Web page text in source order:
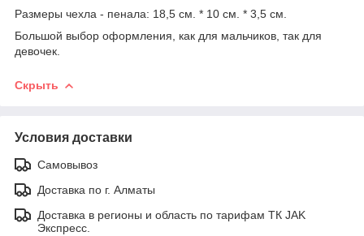
Размеры чехла - пенала: 18,5 см. * 10 см. * 3,5 см.
Большой выбор оформления, как для мальчиков, так для
девочек.
Скрыть
Условия доставки
Самовывоз
Доставка по г. Алматы
Доставка в регионы и область по тарифам ТК JAK
Экспресс.